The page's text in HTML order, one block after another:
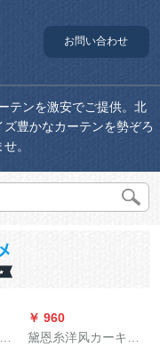
お問い合わせ
テンを激安でご提供。北
豊かなカーテンを勢ぞろ
。
￥ 960
黛恩糸洋风カーキー